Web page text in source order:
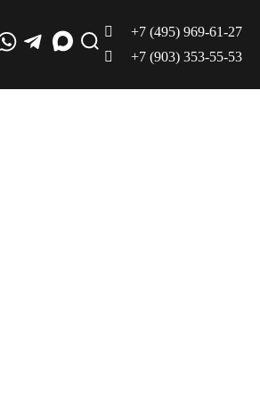
+7 (495) 969-61-27
+7 (903) 353-55-53